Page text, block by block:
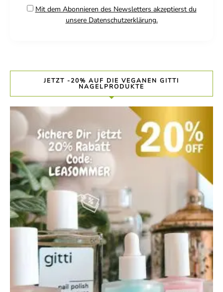
Mit dem Abonnieren des Newsletters akzeptierst du
unsere Datenschutzerklärung.
JETZT -20% AUF DIE VEGANEN GITTI
NAGELPRODUKTE